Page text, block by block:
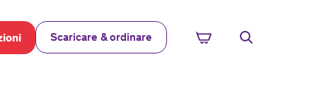
Scaricare & ordinare